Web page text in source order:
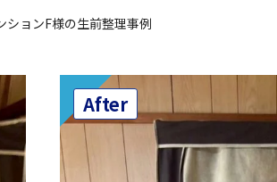
ションF様の生前整理事例
After